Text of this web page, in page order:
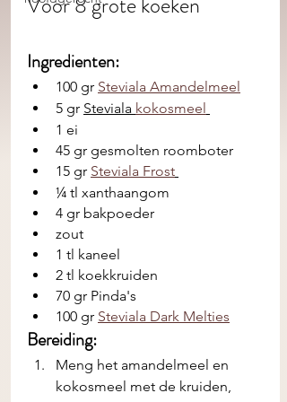
Ingredienten:
100 gr Steviala Amandelmeel
5 gr Steviala kokosmeel
1 ei
45 gr gesmolten roomboter
15 gr Steviala Frost
¼ tl xanthaangom
4 gr bakpoeder
zout
1 tl kaneel
2 tl koekkruiden
70 gr Pinda's
100 gr Steviala Dark Melties
Bereiding:
Meng het amandelmeel en
kokosmeel met de kruiden,